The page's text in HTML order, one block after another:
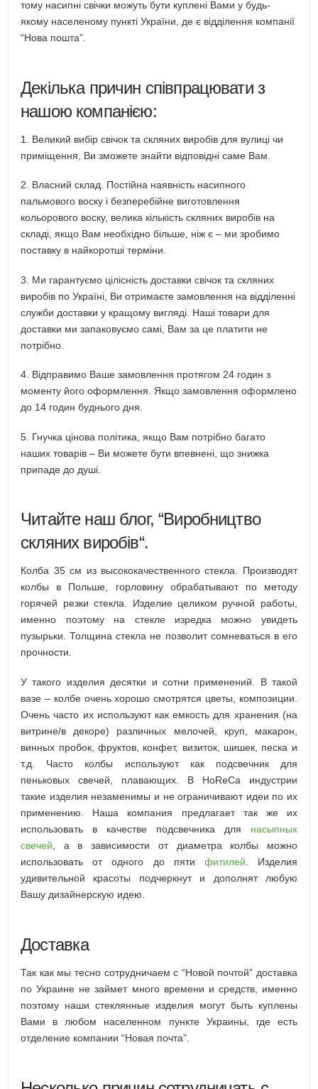
тому насипні свічки можуть бути куплені Вами у будь-
якому населеному пункті України, де є відділення компанії
“Нова пошта”.
Декілька причин співпрацювати з
нашою компанією:
1. Великий вибір свічок та скляних виробів для вулиці чи
приміщення, Ви зможете знайти відповідні саме Вам.
2. Власний склад. Постійна наявність насипного
пальмового воску і безперебійне виготовлення
кольорового воску, велика кількість скляних виробів на
складі, якщо Вам необхідно більше, ніж є – ми зробимо
поставку в найкоротші терміни.
3. Ми гарантуємо цілісність доставки свічок та скляних
виробів по Україні, Ви отримаєте замовлення на відділенні
служби доставки у кращому вигляді. Наші товари для
доставки ми запаковуємо самі, Вам за це платити не
потрібно.
4. Відправимо Ваше замовлення протягом 24 годин з
моменту його оформлення. Якщо замовлення оформлено
до 14 годин буднього дня.
5. Гнучка цінова політика, якщо Вам потрібно багато
наших товарів – Ви можете бути впевнені, що знижка
припаде до душі.
Читайте наш блог, “Виробництво
скляних виробів“.
Колба 35 см из высококачественного стекла. Производят
колбы в Польше, горловину обрабатывают по методу
горячей резки стекла. Изделие целиком ручной работы,
именно поэтому на стекле изредка можно увидеть
пузырьки. Толщина стекла не позволит сомневаться в его
прочности.
У такого изделия десятки и сотни применений. В такой
вазе – колбе очень хорошо смотрятся цветы, композиции.
Очень часто их используют как емкость для хранения (на
витрине/в декоре) различных мелочей, круп, макарон,
винных пробок, фруктов, конфет, визиток, шишек, песка и
т.д. Часто колбы используют как подсвечник для
пеньковых свечей, плавающих. В HoReCa индустрии
такие изделия незаменимы и не ограничивают идеи по их
применению. Наша компания предлагает так же их
использовать в качестве подсвечника для насыпных
свечей , а в зависимости от диаметра колбы можно
использовать от одного до пяти фитилей . Изделия
удивительной красоты подчеркнут и дополнят любую
Вашу дизайнерскую идею.
Доставка
Так как мы тесно сотрудничаем с “Новой почтой” доставка
по Украине не займет много времени и средств, именно
поэтому наши стеклянные изделия могут быть куплены
Вами в любом населенном пункте Украины, где есть
отделение компании “Новая почта”.